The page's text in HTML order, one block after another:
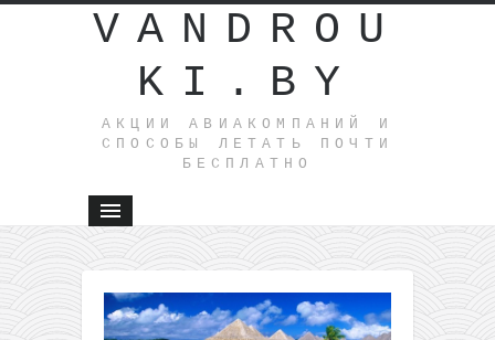
VANDROU
KI.BY
АКЦИИ АВИАКОМПАНИЙ И
СПОСОБЫ ЛЕТАТЬ ПОЧТИ
БЕСПЛАТНО
летом:
летим из